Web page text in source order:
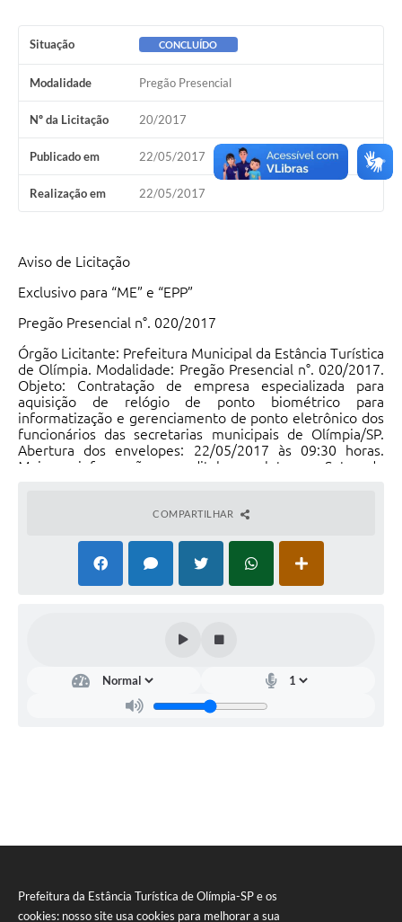
Prefeitura da Estância Turística de Olímpia-SP e os
cookies: nosso site usa cookies para melhorar a sua
Situação CONCLUÍDO
Modalidade Pregão Presencial
Nº da Licitação 20/2017
Publicado em 22/05/2017
Realização em 22/05/2017
Aviso de Licitação
Exclusivo para “ME” e “EPP”
Pregão Presencial n°. 020/2017
Órgão Licitante: Prefeitura Municipal da Estância Turística
de Olímpia. Modalidade: Pregão Presencial n°. 020/2017.
Objeto: Contratação de empresa especializada para
aquisição de relógio de ponto biométrico para
informatização e gerenciamento de ponto eletrônico dos
funcionários das secretarias municipais de Olímpia/SP.
Abertura dos envelopes: 22/05/2017 às 09:30 horas.
Maiores informações e edital completo no Setor de
Olímpia/SP, Tel.: (17) 3279-3274/3279-3294, e através do
Prefeitura Municipal da Estância Turística de Olímpia, 08
Secretária de Administração
COMPARTILHAR